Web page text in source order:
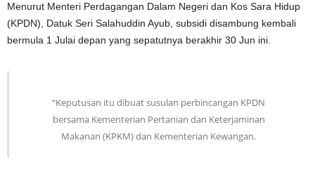
Menurut Menteri Perdagangan Dalam Negeri dan Kos Sara Hidup
(KPDN), Datuk Seri Salahuddin Ayub, subsidi disambung kembali
bermula 1 Julai depan yang sepatutnya berakhir 30 Jun ini.
“Keputusan itu dibuat susulan perbincangan KPDN
bersama Kementerian Pertanian dan Keterjaminan
Makanan (KPKM) dan Kementerian Kewangan.